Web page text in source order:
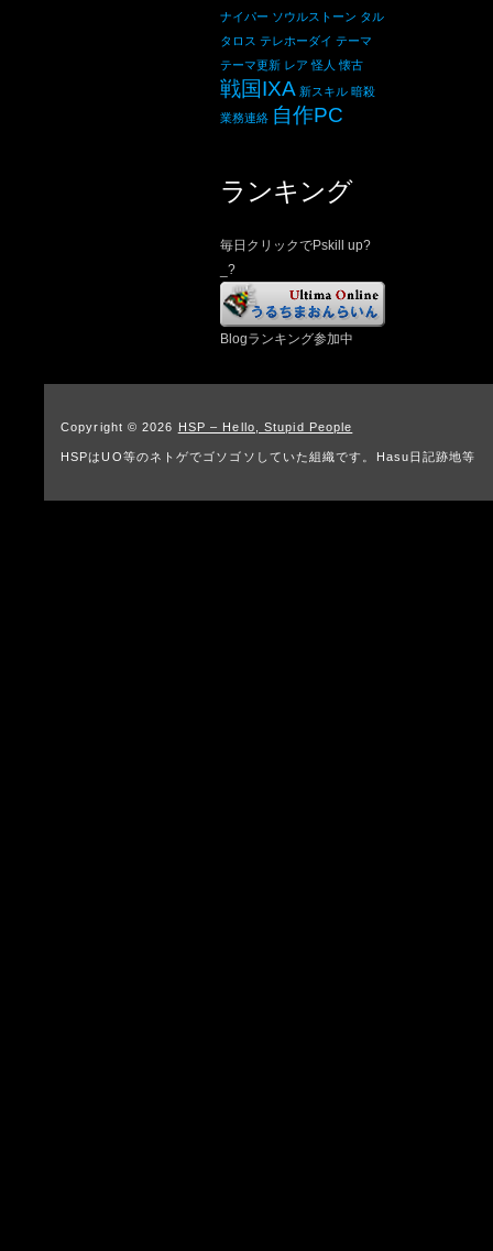
ナイパー ソウルストーン タル
タロス テレホーダイ テーマ
テーマ更新 レア 怪人 懐古
戦国IXA 新スキル 暗殺
業務連絡 自作PC
ランキング
毎日クリックでPskill up?
_?
Blogランキング参加中
Copyright © 2026 HSP – Hello, Stupid People
HSPはUO等のネトゲでゴソゴソしていた組織です。Hasu日記跡地等